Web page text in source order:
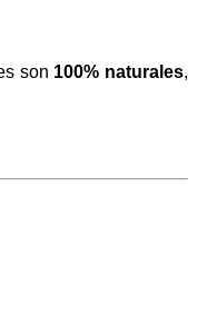
son 100% naturales,